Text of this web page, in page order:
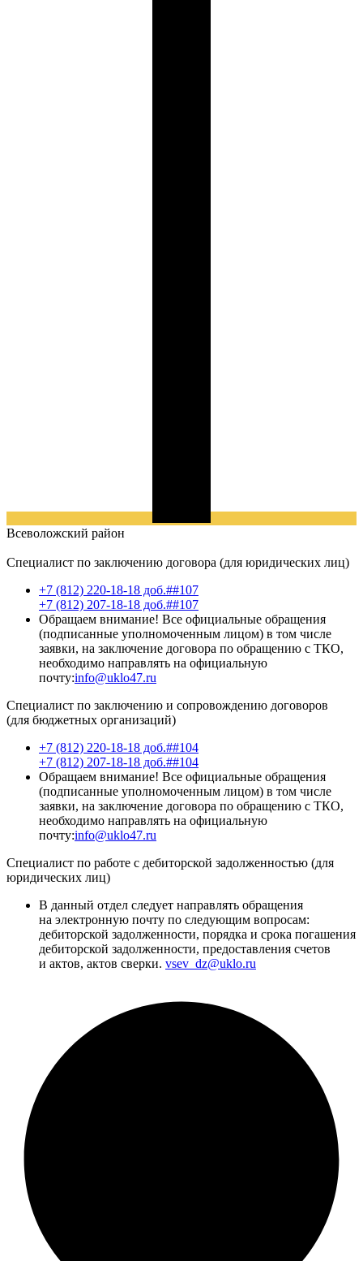
Всеволожский район
Специалист по заключению договора (для юридических лиц)
+7 (812) 220-18-18 доб.##107
+7 (812) 207-18-18 доб.##107
Обращаем внимание! Все официальные обращения
(подписанные уполномоченным лицом) в том числе
заявки, на заключение договора по обращению с ТКО,
необходимо направлять на официальную
почту:info@uklo47.ru
Специалист по заключению и сопровождению договоров
(для бюджетных организаций)
+7 (812) 220-18-18 доб.##104
+7 (812) 207-18-18 доб.##104
Обращаем внимание! Все официальные обращения
(подписанные уполномоченным лицом) в том числе
заявки, на заключение договора по обращению с ТКО,
необходимо направлять на официальную
почту:info@uklo47.ru
Специалист по работе с дебиторской задолженностью (для
юридических лиц)
В данный отдел следует направлять обращения
на электронную почту по следующим вопросам:
дебиторской задолженности, порядка и срока погашения
дебиторской задолженности, предоставления счетов
и актов, актов сверки. vsev_dz@uklo.ru